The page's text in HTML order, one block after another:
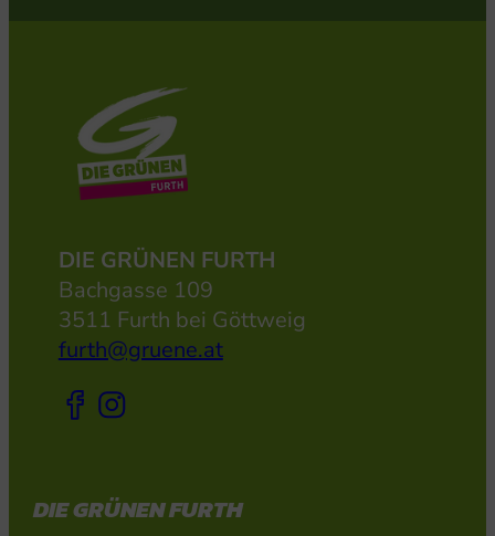
DIE GRÜNEN FURTH
Bachgasse 109
3511 Furth bei Göttweig
furth@gruene.at
DIE GRÜNEN FURTH